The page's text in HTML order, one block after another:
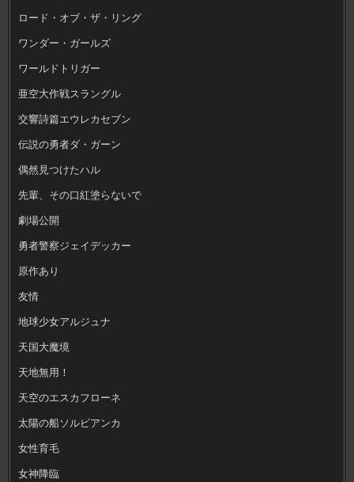
ロード・オブ・ザ・リング
ワンダー・ガールズ
ワールドトリガー
亜空大作戦スラングル
交響詩篇エウレカセブン
伝説の勇者ダ・ガーン
偶然見つけたハル
先輩、その口紅塗らないで
劇場公開
勇者警察ジェイデッカー
原作あり
友情
地球少女アルジュナ
天国大魔境
天地無用！
天空のエスカフローネ
太陽の船ソルビアンカ
女性育毛
女神降臨